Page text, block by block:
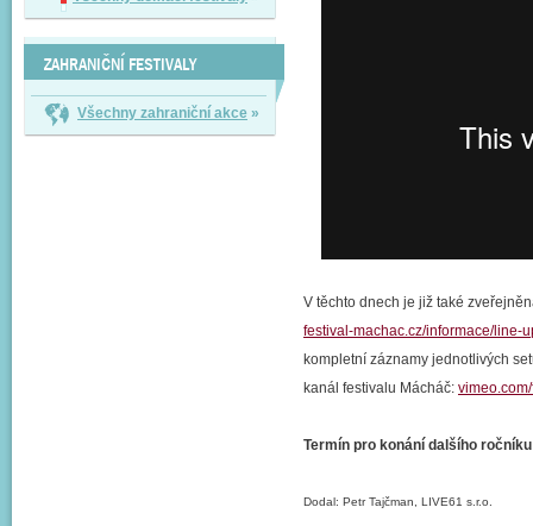
ZAHRANIČNÍ FESTIVALY
Všechny zahraniční akce »
V těchto dnech je již také
festival-machac.cz/informace/line-
kompletní záznamy jednotlivých
kanál festivalu Mácháč:
Termín pro konání dalšího ročníku
Dodal: Petr Tajčman, LIVE61 s.r.o.